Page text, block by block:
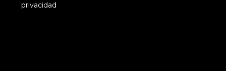
privacidad